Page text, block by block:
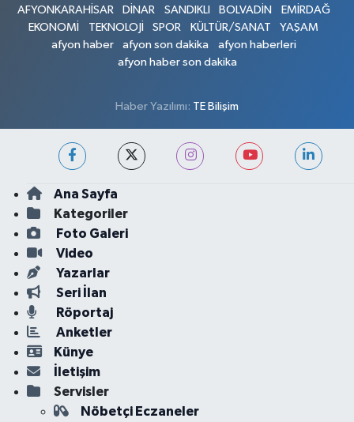
AFYONKARAHİSAR DİNAR SANDIKLI BOLVADİN
EMİRDAĞ
EKONOMİ
TEKNOLOJİ SPOR KÜLTÜR/SANAT
YAŞAM
afyon haber
afyon son dakika
afyon haberleri
afyon haber son dakika
Haber Yazılımı: TE Bilişim
Ana Sayfa
Kategoriler
Foto Galeri
Video
Yazarlar
Seri İlan
Röportaj
Anketler
Künye
İletişim
Servisler
Nöbetçi Eczaneler